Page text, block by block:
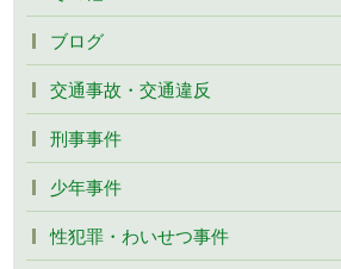
ブログ
交通事故・交通違反
刑事事件
少年事件
性犯罪・わいせつ事件